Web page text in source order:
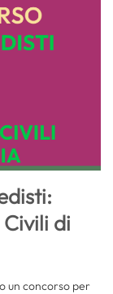
di
un concorso per